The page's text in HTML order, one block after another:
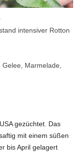
intensiver Rotton
Marmelade,
gezüchtet. Das
mit einem süßen
bis April gelagert